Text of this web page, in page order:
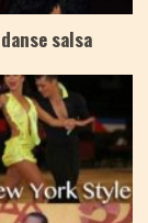
salsa